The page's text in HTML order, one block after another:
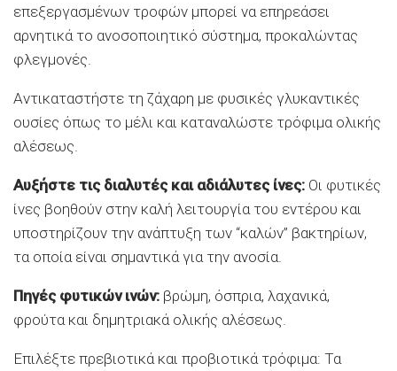
επεξεργασμένων τροφών μπορεί να επηρεάσει
αρνητικά το ανοσοποιητικό σύστημα, προκαλώντας
φλεγμονές.
Αντικαταστήστε τη ζάχαρη με φυσικές γλυκαντικές
ουσίες όπως το μέλι και καταναλώστε τρόφιμα ολικής
αλέσεως.
Αυξήστε τις διαλυτές και αδιάλυτες ίνες: Οι φυτικές
ίνες βοηθούν στην καλή λειτουργία του εντέρου και
υποστηρίζουν την ανάπτυξη των “καλών” βακτηρίων,
τα οποία είναι σημαντικά για την ανοσία.
Πηγές φυτικών ινών: βρώμη, όσπρια, λαχανικά,
φρούτα και δημητριακά ολικής αλέσεως.
Επιλέξτε πρεβιοτικά και προβιοτικά τρόφιμα: Τα